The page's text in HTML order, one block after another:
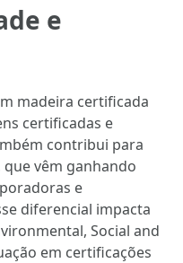
e
madeira certificada
certificadas e
contribui para
vêm ganhando
e
diferencial impacta
Social and
em certificações